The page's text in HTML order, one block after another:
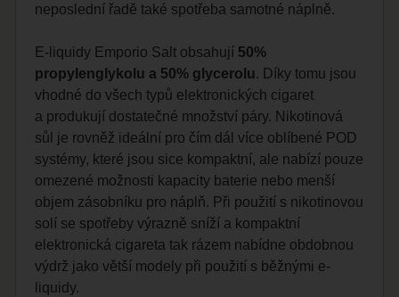
neposlední řadě také spotřeba samotné náplně.
E-liquidy Emporio Salt obsahují 50%
propylenglykolu a 50% glycerolu. Díky tomu jsou
vhodné do všech typů elektronických cigaret
a produkují dostatečné množství páry. Nikotinová
sůl je rovněž ideální pro čím dál více oblíbené POD
systémy, které jsou sice kompaktní, ale nabízí pouze
omezené možnosti kapacity baterie nebo menší
objem zásobníku pro náplň. Při použití s nikotinovou
solí se spotřeby výrazně sníží a kompaktní
elektronická cigareta tak rázem nabídne obdobnou
výdrž jako větší modely při použití s běžnými e-
liquidy.